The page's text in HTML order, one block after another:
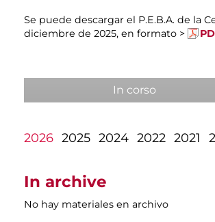
Se puede descargar el P.E.B.A. de la
diciembre de 2025, en formato >
In corso
2026 2025 2024 2022 2021
In archive
No hay materiales en archivo